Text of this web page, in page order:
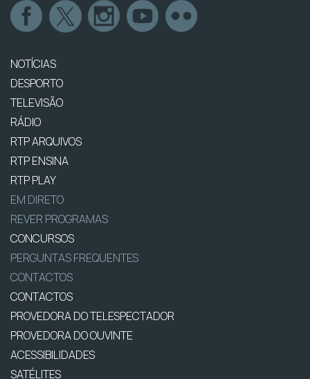
NOTÍCIAS
DESPORTO
TELEVISÃO
RÁDIO
RTP ARQUIVOS
RTP ENSINA
RTP PLAY
EM DIRETO
REVER PROGRAMAS
CONCURSOS
PERGUNTAS FREQUENTES
CONTACTOS
CONTACTOS
PROVEDORA DO TELESPECTADOR
PROVEDORA DO OUVINTE
ACESSIBILIDADES
SATÉLITES